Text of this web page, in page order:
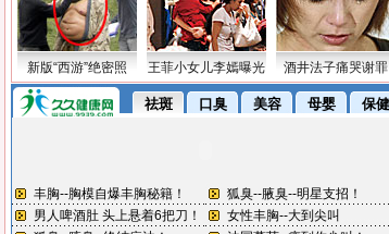
新版“西游”绝密照 王菲小女儿李嫣曝光 酒井法子痛哭谢罪